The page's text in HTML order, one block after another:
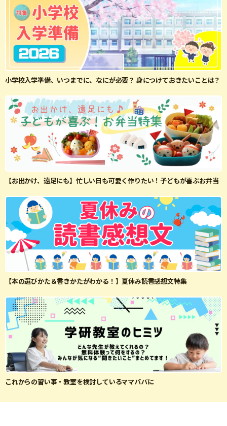
小学校入学準備、いつまでに、なにが必要？ 身につけておきたいことは？
【お出かけ、遠足にも】忙しい日も可愛く作りたい！子どもが喜ぶお弁当
【本の選びかた＆書きかたがわかる！】夏休み読書感想文特集
これからの習い事・教室を検討しているママパパに